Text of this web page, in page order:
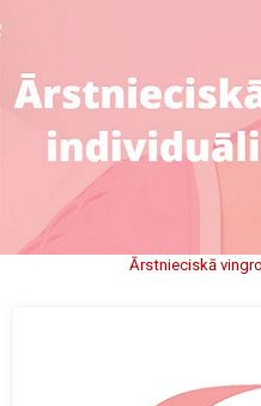
Ārstnieciskā